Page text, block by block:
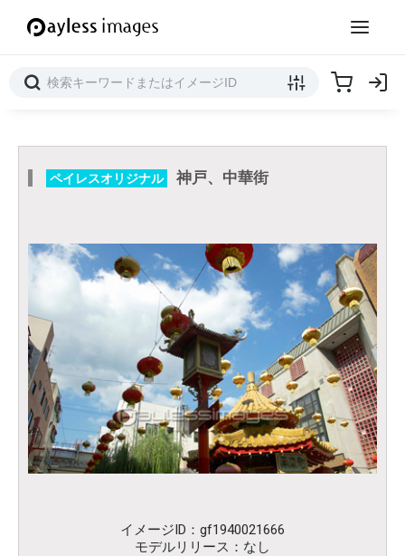
ペイレスオリジナル 神戸、中華街
イメージID：gf1940021666
モデルリリース：なし